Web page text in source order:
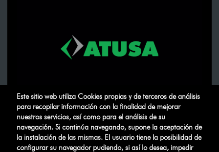
Este sitio web utiliza Cookies propias y de terceros de análisis
para recopilar información con la finalidad de mejorar
nuestros servicios, así como para el análisis de su
navegación. Si continúa navegando, supone la aceptación de
la instalación de las mismas. El usuario tiene la posibilidad de
configurar su navegador pudiendo, si así lo desea, impedir